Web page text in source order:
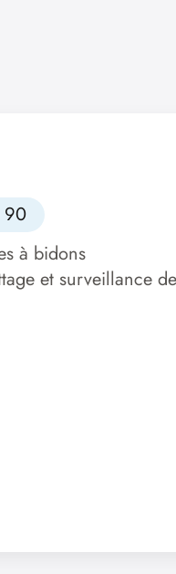
90
à bidons
et surveillance